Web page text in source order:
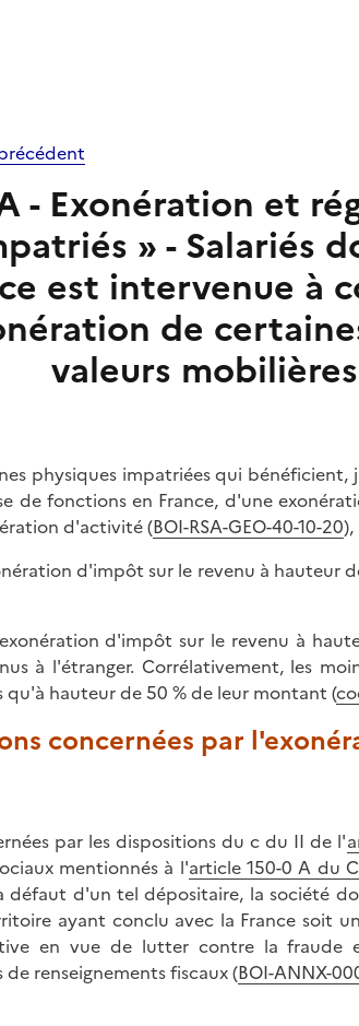
- Exonération et
» - Salariés
est intervenue à
de
valeurs
physiques impatriées qui
de fonctions en France, d'une
d'activité (BOI-RSA-GEO-40-10-20
d'impôt sur le revenu à hauteur
d'impôt sur le revenu à
à l'étranger. Corrélativement, les
qu'à hauteur de 50 % de leur montant (
concernées par
par les dispositions du c du II de l'
mentionnés à l'article 150-0 A du
défaut d'un tel dépositaire, la société
ayant conclu avec la France soit
en vue de lutter contre la fraude
de renseignements fiscaux (BOI-ANNX-